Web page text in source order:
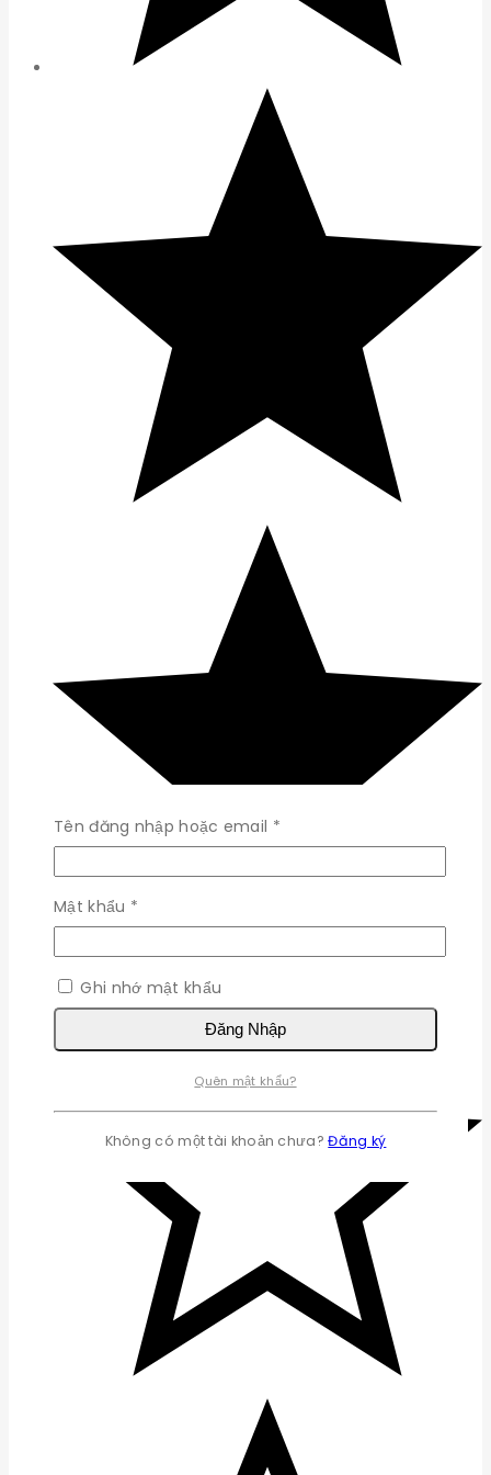
Tên đăng nhập hoặc email *Bắt
buộc
Mật khẩu *
buộc
Ghi nhớ mật khẩu
Đăng Nhập
Quên mật khẩu?
Không có một tài khoản chưa?Đăng ký